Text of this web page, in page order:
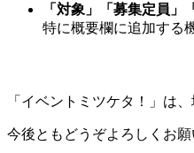
「対象」「募集定員
特に概要欄に追加する
「イベントミツケタ！」は
今後ともどうぞよろしくお